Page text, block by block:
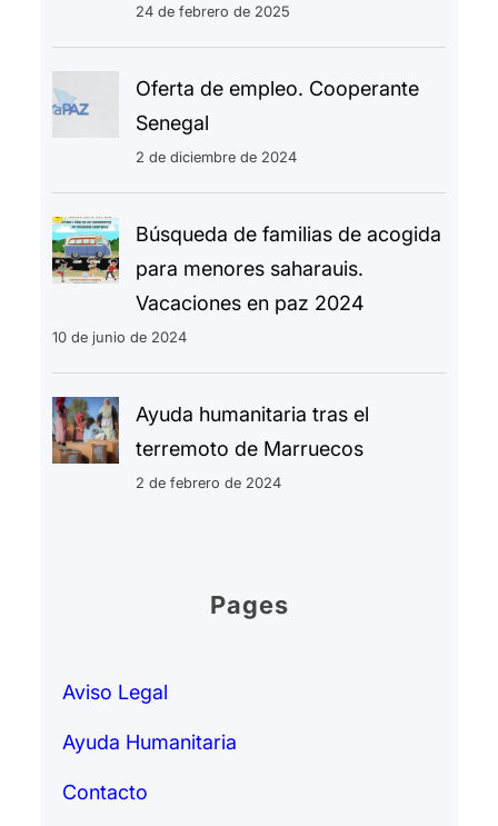
24 de febrero de 2025
Oferta de empleo. Cooperante
Senegal
2 de diciembre de 2024
Búsqueda de familias de acogida
para menores saharauis.
Vacaciones en paz 2024
10 de junio de 2024
Ayuda humanitaria tras el
terremoto de Marruecos
2 de febrero de 2024
Pages
Aviso Legal
Ayuda Humanitaria
Contacto